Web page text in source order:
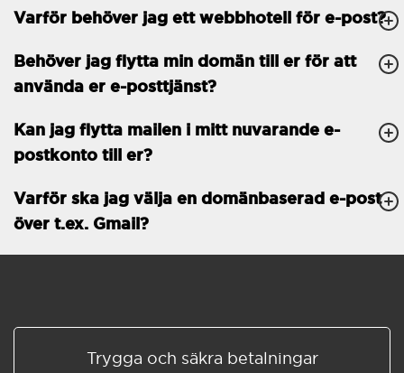
-
GENERELLA FUNKTIONER
Gratis e-post &
telefonsupport
Gratis konfiguration
30 dagars öppet köp
30 dagars kostnadsfritt
Varför behöver jag ett webbhotell för e-post?
Behöver jag flytta min domän till er för att
använda er e-posttjänst?
Kan jag flytta mailen i mitt nuvarande e-
postkonto till er?
Varför ska jag välja en domänbaserad e-post
över t.ex. Gmail?
Trygga och säkra betalningar